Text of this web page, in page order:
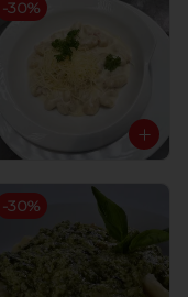
-30%
-30%